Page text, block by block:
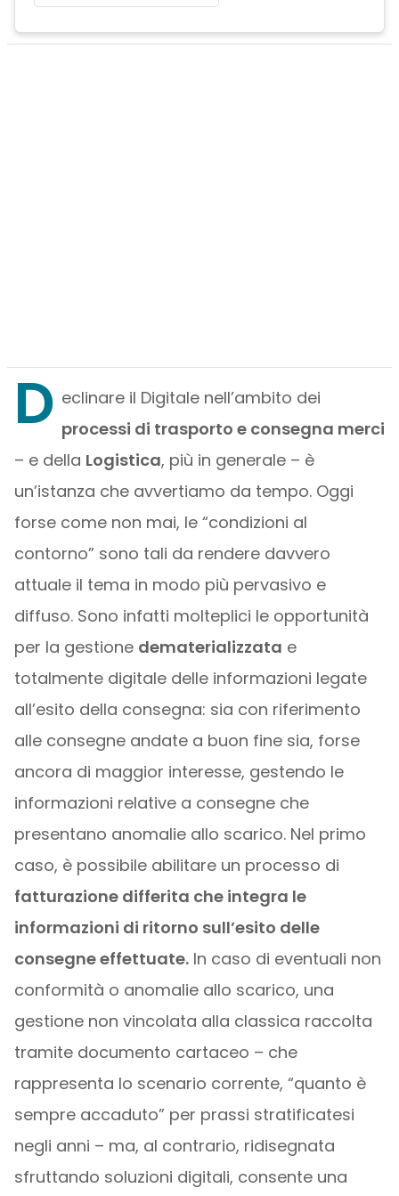
D eclinare il Digitale nell’ambito dei
processi di trasporto e consegna merci
– e della Logistica, più in generale – è
un’istanza che avvertiamo da tempo. Oggi
forse come non mai, le “condizioni al
contorno” sono tali da rendere davvero
attuale il tema in modo più pervasivo e
diffuso. Sono infatti molteplici le opportunità
per la gestione dematerializzata e
totalmente digitale delle informazioni legate
all’esito della consegna: sia con riferimento
alle consegne andate a buon fine sia, forse
ancora di maggior interesse, gestendo le
informazioni relative a consegne che
presentano anomalie allo scarico. Nel primo
caso, è possibile abilitare un processo di
fatturazione differita che integra le
informazioni di ritorno sull’esito delle
consegne effettuate.In caso di eventuali non
conformità o anomalie allo scarico, una
gestione non vincolata alla classica raccolta
tramite documento cartaceo – che
rappresenta lo scenario corrente, “quanto è
sempre accaduto” per prassi stratificatesi
negli anni – ma, al contrario, ridisegnata
sfruttando soluzioni digitali, consente una